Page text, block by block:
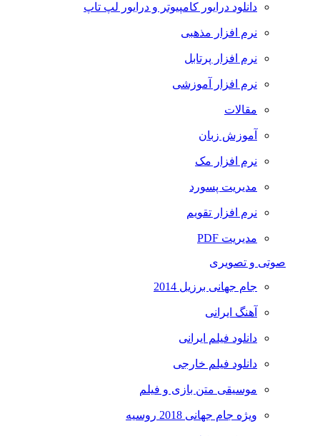
دانلود درایور کامپیوتر و درایور لپ تاپ
نرم افزار مذهبی
نرم افزار پرتابل
نرم افزار آموزشی
مقالات
آموزش زبان
نرم افزار مک
مدیریت پسورد
نرم افزار تقویم
مدیریت PDF
صوتی و تصویری
جام جهانی برزیل 2014
آهنگ ایرانی
دانلود فیلم ایرانی
دانلود فیلم خارجی
موسیقی متن بازی و فیلم
ویژه جام جهانی 2018 روسیه